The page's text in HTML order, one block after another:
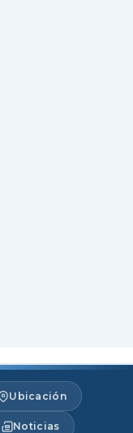
Ubicación
Noticias